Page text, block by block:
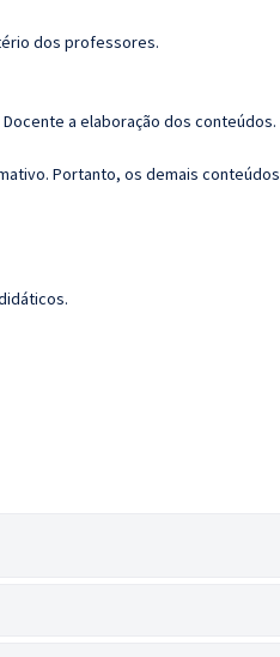
dos professores.
a elaboração dos conteúdos.
Portanto, os demais conteúdos